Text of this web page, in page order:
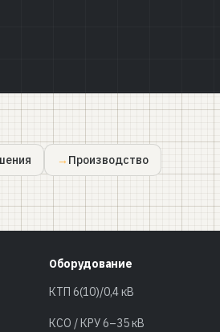
Производство
Оборудование
КТП 6(10)/0,4 кВ
КСО / КРУ 6–35 кВ